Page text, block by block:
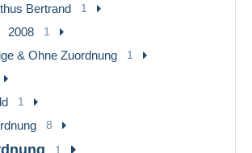
Bertrand 1
2008 1
& Ohne Zuordnung 1
1
8
1